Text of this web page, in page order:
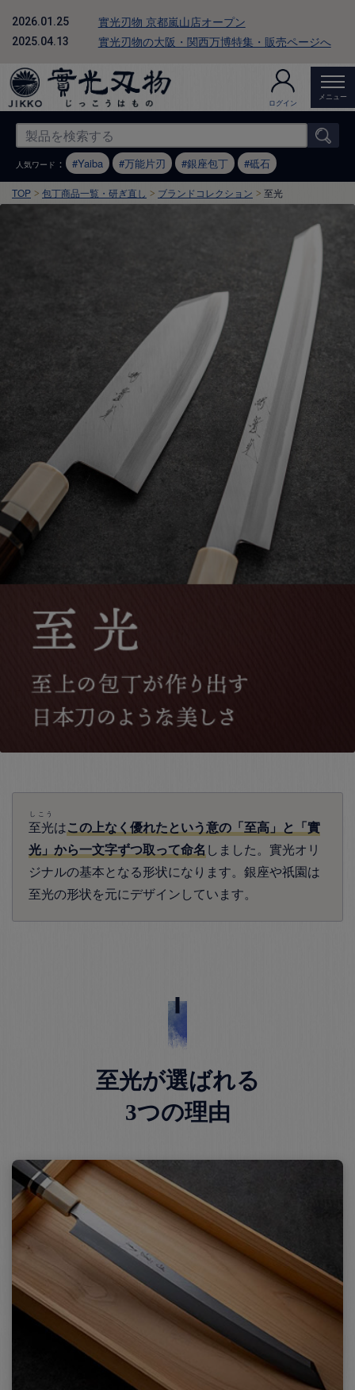
2026.01.25 實光刃物 京都嵐山店オープン
2025.04.13 實光刃物の大阪・関西万博特集・販売ページへ
ログイン
メニュー
人気ワード ： Yaiba 万能片刃 銀座包丁 砥石
TOP 包丁商品一覧・研ぎ直し ブランドコレクション 至光
至光
しこう
はこの上なく優れたという意の「至高」と「實
光」から一文字ずつ取って命名 しました。實光オリ
ジナルの基本となる形状になります。銀座や祇園は
至光の形状を元にデザインしています。
至光が選ばれる
3つの理由